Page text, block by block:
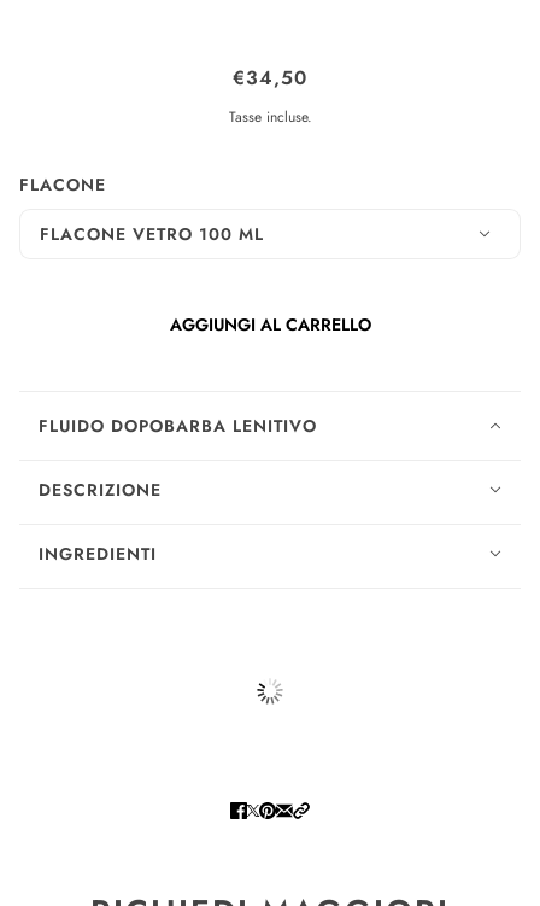
LENIO
€34,50
Tasse incluse.
FLACONE
FLACONE VETRO 100 ML
AGGIUNGI AL CARRELLO
FLUIDO DOPOBARBA LENITIVO
DESCRIZIONE
INGREDIENTI